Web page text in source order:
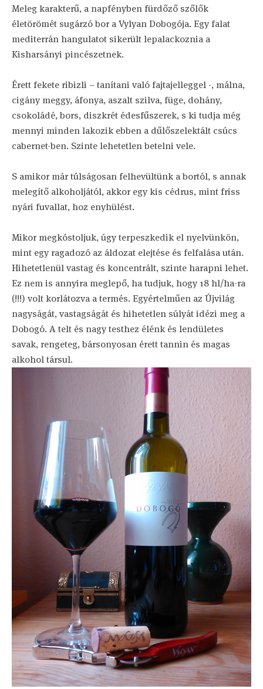
Meleg karakterű, a napfényben fürdőző szőlők
életörömét sugárzó bor a Vylyan Dobogója. Egy falat
mediterrán hangulatot sikerült lepalackoznia a
Kisharsányi pincészetnek.
Érett fekete ribizli – tanítani való fajtajelleggel -, málna,
cigány meggy, áfonya, aszalt szilva, füge, dohány,
csokoládé, bors, diszkrét édesfűszerek, s ki tudja még
mennyi minden lakozik ebben a dűlőszelektált csúcs
cabernet-ben. Szinte lehetetlen betelni vele.
S amikor már túlságosan felhevültünk a bortól, s annak
melegítő alkoholjától, akkor egy kis cédrus, mint friss
nyári fuvallat, hoz enyhülést.
Mikor megkóstoljuk, úgy terpeszkedik el nyelvünkön,
mint egy ragadozó az áldozat elejtése és felfalása után.
Hihetetlenül vastag és koncentrált, szinte harapni lehet.
Ez nem is annyira meglepő, ha tudjuk, hogy 18 hl/ha-ra
(!!!) volt korlátozva a termés. Egyértelműen az Újvilág
nagyságát, vastagságát és hihetetlen súlyát idézi meg a
Dobogó. A telt és nagy testhez élénk és lendületes
savak, rengeteg, bársonyosan érett tannin és magas
alkohol társul.